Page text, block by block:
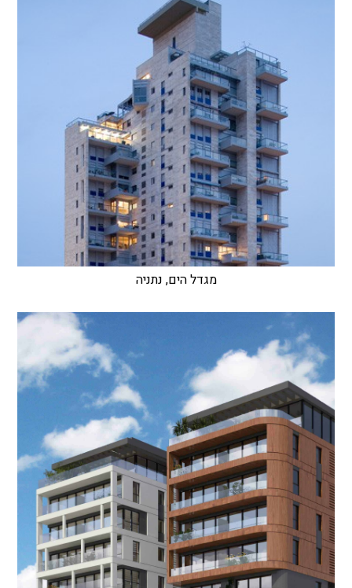
מגדל הים, נתניה